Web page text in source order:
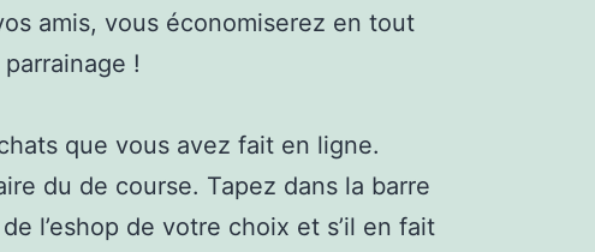
amis, vous économiserez en tout
!
que vous avez fait en ligne.
du de course. Tapez dans la barre
l’eshop de votre choix et s’il en fait